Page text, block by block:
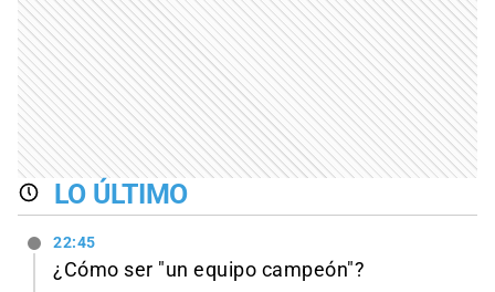
LO ÚLTIMO
22:45
¿Cómo ser "un equipo campeón"?